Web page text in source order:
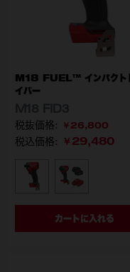
M18 FUEL™ インパクト
イバー
￥26,800
税込価格: ￥29,480
型番M18 FID3-0X0 JP
M18
カートに入れる